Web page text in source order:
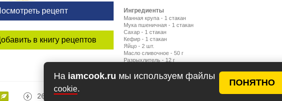
На iamcook.ru мы используем файлы
cookie.
ПОНЯТНО
рецепт
в книгу рецептов
Ингредиенты
Манная крупа - 1 стакан
Мука пшеничная - 1 стакан
Сахар - 1 стакан
Кефир - 1 стакан
Яйцо - 2 шт.
Масло сливочное - 50 г
Разрыхлитель - 12 г
260 ккал